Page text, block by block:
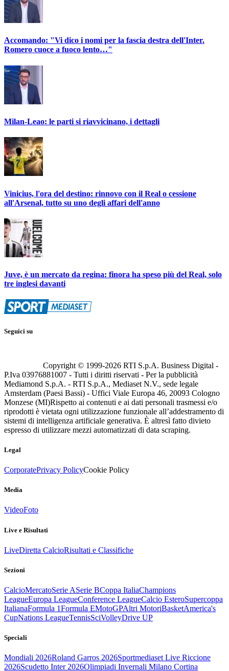
Accomando: "Vi dico i nomi per la fascia destra dell'Inter.
Romero cuoce a fuoco lento…"
Milan-Leao: le parti si riavvicinano, i dettagli
Vinicius, l'ora del destino: rinnovo con il Real o cessione
all'Arsenal, tutto su uno degli affari dell'anno
Juve, è un mercato da regina: finora ha speso più del Real, solo
tre inglesi davanti
Seguici su
Copyright © 1999-2026 RTI S.p.A. Business Digital -
P.Iva 03976881007 - Tutti i diritti riservati - Per la pubblicità
Mediamond S.p.A. - RTI S.p.A., Mediaset N.V., sede legale
Amsterdam (Paesi Bassi) - Uffici Viale Europa 46, 20093 Cologno
Monzese (MI)Rispetto ai contenuti e ai dati personali trasmessi e/o
riprodotti è vietata ogni utilizzazione funzionale all’addestramento di
sistemi di intelligenza artificiale generativa. È altresì fatto divieto
espresso di utilizzare mezzi automatizzati di data scraping.
Legal
CorporatePrivacy PolicyCookie Policy
Media
VideoFoto
Live e Risultati
LiveDiretta CalcioRisultati e Classifiche
Sezioni
CalcioMercatoSerie ASerie BCoppa ItaliaChampions
LeagueEuropa LeagueConference LeagueCalcio EsteroSupercoppa
ItalianaFormula 1Formula EMotoGPAltri MotoriBasketAmerica's
CupNations LeagueTennisSciVolleyDrive UP
Speciali
Mondiali 2026Roland Garros 2026Sportmediaset Live Riccione
2026Scudetto Inter 2026Olimpiadi Invernali Milano Cortina